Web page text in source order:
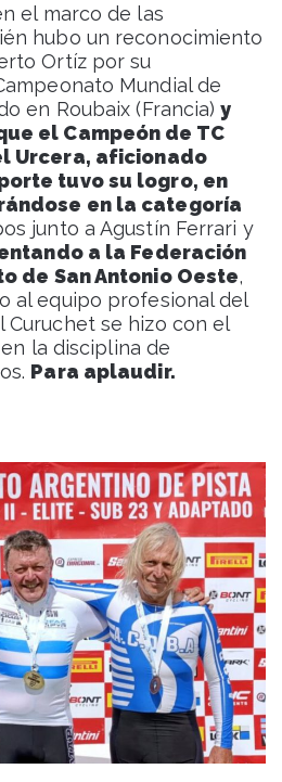
el marco de las
hubo un reconocimiento
Ortíz por su
Mundial de
en Roubaix (Francia)y
el Campeón de TC
Urcera, aficionado
tuvo su logro, en
en la categoría
junto a Agustín Ferrari y
a la Federación
de San Antonio Oeste,
al equipo profesional del
Curuchet se hizo con el
la disciplina de
Para aplaudir.